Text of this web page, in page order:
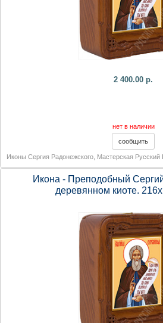
2 400.00 р.
нет в наличии
Иконы Сергия Радонежского Мастерская Русский
Икона - Преподобный
деревянном киоте.